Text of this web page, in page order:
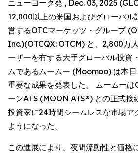
ニューヨーク発 , Dec. 03, 2025
12,000以上の米国およびグローバル
営するOTCマーケッツ・グループ
Inc.)(OTCQX: OTCM) と、2,800万
ーザーを有する大手グローバル投資
ムであるムームー (Moomoo) は本
重要な成果を発表した。 ムームーは
ーンATS (MOON ATS®) との正式接
投資家に24時間シームレスな市場ア
ようになった。
この進展により、夜間流動性と価格